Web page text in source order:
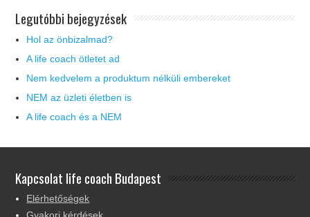
Legutóbbi bejegyzések
Hol az önbizalmad?
A life coach ötletet ad
Nem kedvelem a produktum nélküli embereket
NEM az üzleti életben is
A life coach és a NEM
Kapcsolat life coach Budapest
Elérhetőségek